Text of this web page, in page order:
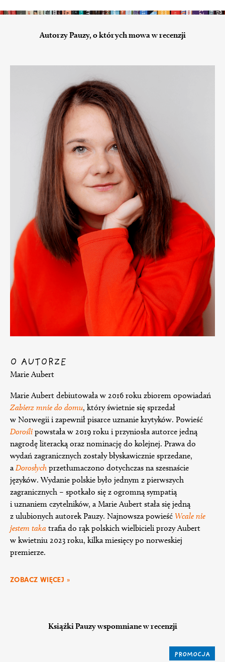
Autorzy Pauzy, o których mowa w recenzji
O AUTORZE
Marie Aubert
Marie Aubert debiutowała w 2016 roku zbiorem opowiadań
Zabierz mnie do domu, który świetnie się sprzedał
w Norwegii i zapewnił pisarce uznanie krytyków. Powieść
Dorośli powstała w 2019 roku i przyniosła autorce jedną
nagrodę literacką oraz nominację do kolejnej. Prawa do
wydań zagranicznych zostały błyskawicznie sprzedane,
a Dorosłych przetłumaczono dotychczas na szesnaście
języków. Wydanie polskie było jednym z pierwszych
zagranicznych – spotkało się z ogromną sympatią
i uznaniem czytelników, a Marie Aubert stała się jedną
z ulubionych autorek Pauzy. Najnowsza powieść Wcale nie
jestem taka trafia do rąk polskich wielbicieli prozy Aubert
w kwietniu 2023 roku, kilka miesięcy po norweskiej
premierze.
ZOBACZ WIĘCEJ »
Książki Pauzy wspomniane w recenzji
PROMOCJA